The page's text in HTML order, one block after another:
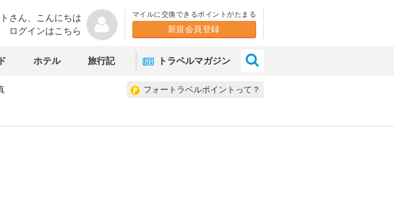
さん、 こんにちは
ログインはこちら
マイルに交換できるポイントがたまる
新規会員登録
ホテル 旅行記 トラベルマガジン
フォートラベルポイントって？